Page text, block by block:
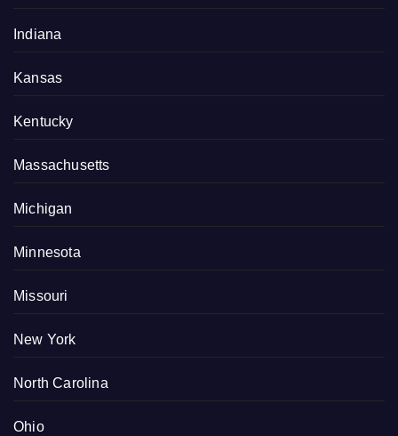
Indiana
Kansas
Kentucky
Massachusetts
Michigan
Minnesota
Missouri
New York
North Carolina
Ohio